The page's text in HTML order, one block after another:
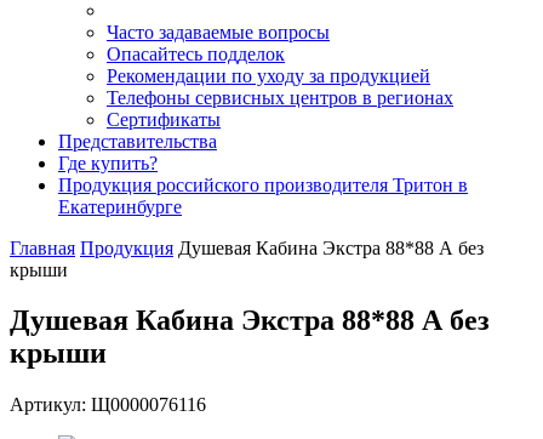
Часто задаваемые вопросы
Опасайтесь подделок
Рекомендации по уходу за продукцией
Телефоны сервисных центров в регионах
Сертификаты
Представительства
Где купить?
Продукция российского производителя Тритон в
Екатеринбурге
Главная Продукция Душевая Кабина Экстра 88*88 А без
крыши
Душевая Кабина Экстра 88*88 А без
крыши
Артикул: Щ0000076116